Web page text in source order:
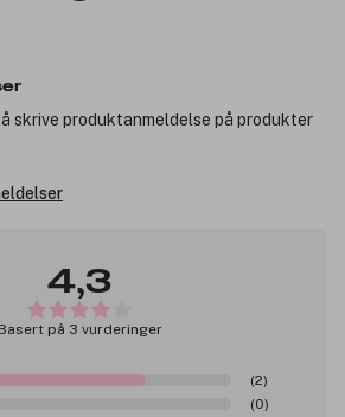
skrive produktanmeldelse på produkter
4,3
Basert på 3 vurderinger
(2)
(0)